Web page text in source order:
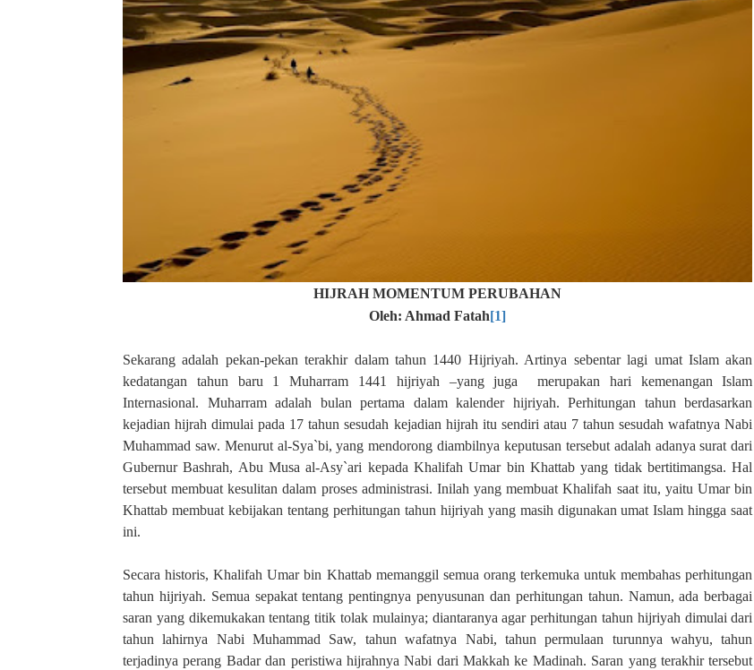
HIJRAH MOMENTUM PERUBAHAN
Oleh: Ahmad Fatah[1]
Sekarang adalah pekan-pekan terakhir dalam tahun 1440 Hijriyah. Artinya sebentar lagi umat Islam akan
kedatangan tahun baru 1 Muharram 1441 hijriyah –yang juga merupakan hari kemenangan Islam
Internasional. Muharram adalah bulan pertama dalam kalender hijriyah. Perhitungan tahun berdasarkan
kejadian hijrah dimulai pada 17 tahun sesudah kejadian hijrah itu sendiri atau 7 tahun sesudah wafatnya Nabi
Muhammad saw. Menurut al-Sya`bi, yang mendorong diambilnya keputusan tersebut adalah adanya surat dari
Gubernur Bashrah, Abu Musa al-Asy`ari kepada Khalifah Umar bin Khattab yang tidak bertitimangsa. Hal
tersebut membuat kesulitan dalam proses administrasi. Inilah yang membuat Khalifah saat itu, yaitu Umar bin
Khattab membuat kebijakan tentang perhitungan tahun hijriyah yang masih digunakan umat Islam hingga saat
ini.
Secara historis, Khalifah Umar bin Khattab memanggil semua orang terkemuka untuk membahas perhitungan
tahun hijriyah. Semua sepakat tentang pentingnya penyusunan dan perhitungan tahun. Namun, ada berbagai
saran yang dikemukakan tentang titik tolak mulainya; diantaranya agar perhitungan tahun hijriyah dimulai dari
tahun lahirnya Nabi Muhammad Saw, tahun wafatnya Nabi, tahun permulaan turunnya wahyu, tahun
terjadinya perang Badar dan peristiwa hijrahnya Nabi dari Makkah ke Madinah. Saran yang terakhir tersebut